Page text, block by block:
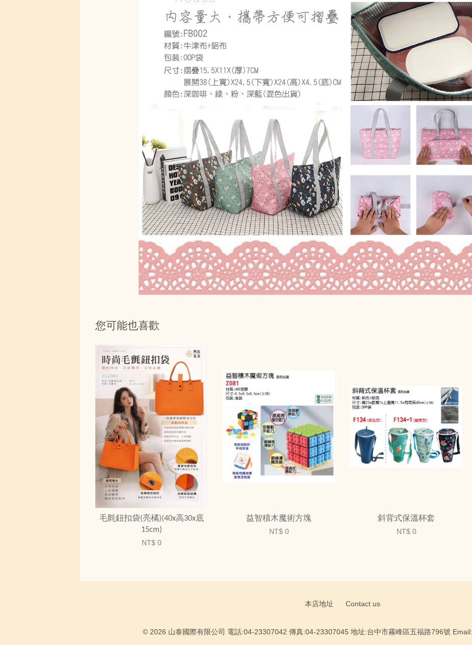
您可能也喜歡
毛氈鈕扣袋(亮橘)(40x高30x底
15cm)
NT$ 0
益智積木魔術方塊
NT$ 0
斜背式保溫杯套
NT$ 0
本店地址 Contact us
© 2026 山泰國際有限公司 電話:04-23307042 傳真:04-23307045 地址:台中市霧峰區五福路796號